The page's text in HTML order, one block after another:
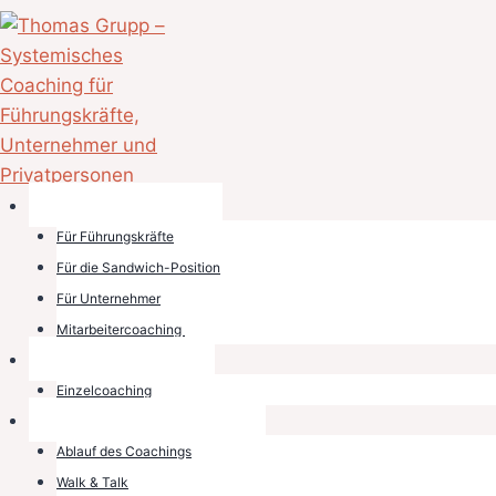
Zum
Inhalt
springen
Für Führungskräfte
Für die Sandwich-Position
Für Unternehmer
Mitarbeitercoaching
Einzelcoaching
Ablauf des Coachings
Walk & Talk
Startseite ›
BUSINESS GLOSSAR
Begriffe für
Verantwortung,
Führung und
Entscheidung.
Dieses Glossar erklärt zentrale Begriffe aus Business
Coaching, Führungskräfte Coaching, Sandwich-